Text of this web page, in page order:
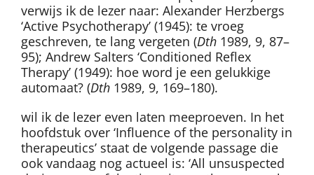
verwijs ik de lezer naar: Alexander Herzbergs
‘Active Psychotherapy’ (1945): te vroeg
geschreven, te lang vergeten (Dth 1989, 9, 87–
95); Andrew Salters ‘Conditioned Reflex
Therapy’ (1949): hoe word je een gelukkige
automaat? (Dth 1989, 9, 169–180).
wil ik de lezer even laten meeproeven. In het
hoofdstuk over ‘Influence of the personality in
therapeutics’ staat de volgende passage die
ook vandaag nog actueel is: ‘All unsuspected